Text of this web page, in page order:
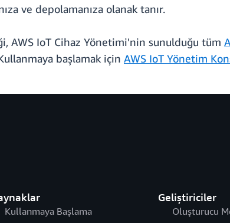
ve depolamanıza olanak tanır.
AWS IoT Cihaz Yönetimi'nin sunulduğu tüm
başlamak için AWS IoT Yönetim
Kullanmaya Başlama
Geliştiriciler
Oluşturucu